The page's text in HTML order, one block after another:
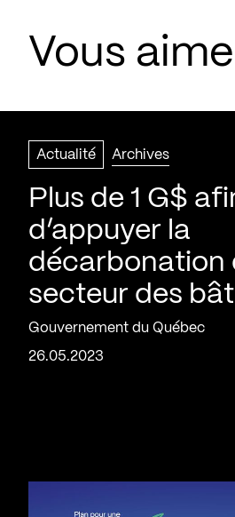
Vous
Actualité Archives
Plus de 1 G$
d’appuyer la
décarbonation
secteur des
Gouvernement du Québec
26.05.2023